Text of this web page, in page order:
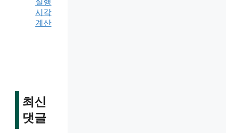
실행
시각
계산
최신
댓글